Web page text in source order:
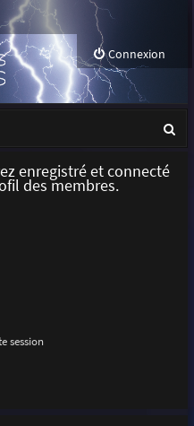
Connexion
enregistré et connecté
des membres.
session